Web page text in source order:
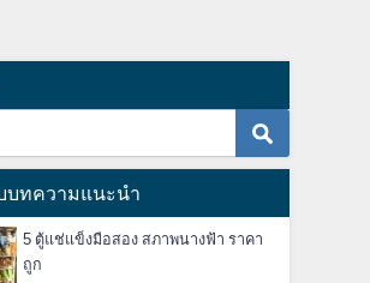
บทความแนะนำ
5 ตู้แช่แข็งมือสอง สภาพนางฟ้า ราคา
ถูก